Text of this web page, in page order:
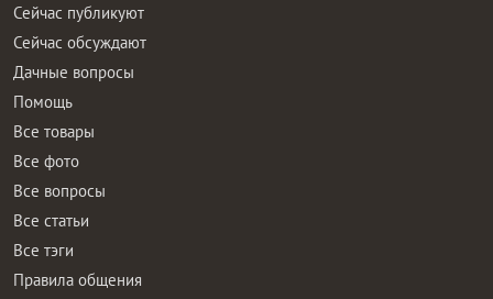
Сейчас публикуют
Сейчас обсуждают
Дачные вопросы
Помощь
Все товары
Все фото
Все вопросы
Все статьи
Все тэги
Правила общения